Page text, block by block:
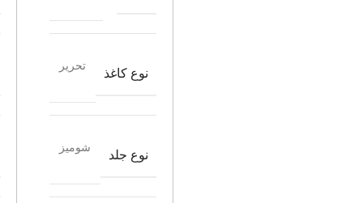
نوع کاغذ
تحریر
نوع جلد
شومیز